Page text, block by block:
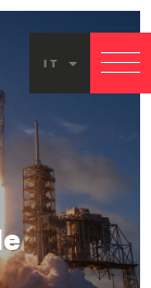
We are
IT